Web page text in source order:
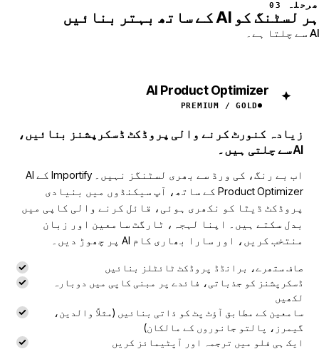
مرحلہ 03
ہر لسٹنگ کو AI کے ساتھ بہتر بنائیں
AI سے چلتا ہے۔
AI Product Optimizer
PREMIUM / GOLD
زیادہ کنورٹ کرنے والی پروڈکٹ ڈسکرپشنز بنائیں،
AI سے چلتی ہیں۔
اب بے رنگ، کی ورڈ سے بھری لسٹنگز نہیں۔ Importify کے AI
Product Optimizer کے ساتھ، آپ سیکنڈوں میں بنیادی
پروڈکٹ ڈیٹا کو نکھری ہوئی، قائل کرنے والی کاپی میں
بدل سکتے ہیں۔ اپنا لہجہ، ٹارگٹ سامعین اور زبان
منتخب کریں، اور سارا بھاری کام AI پر چھوڑ دیں۔
صاف ستھرے، برانڈڈ پروڈکٹ ٹائٹلز بنائیں
ڈسکرپشنز کو جذباتی، فائدے پر مبنی کاپی میں دوبارہ
لکھیں
سامعین کے مطابق آؤٹ پٹ کو ذاتی بنائیں (مثلاً والدین،
گیمرز، پالتو جانوروں کے مالکان)
ایک ہی فلو میں ترجمہ اور آپٹیمائز کریں